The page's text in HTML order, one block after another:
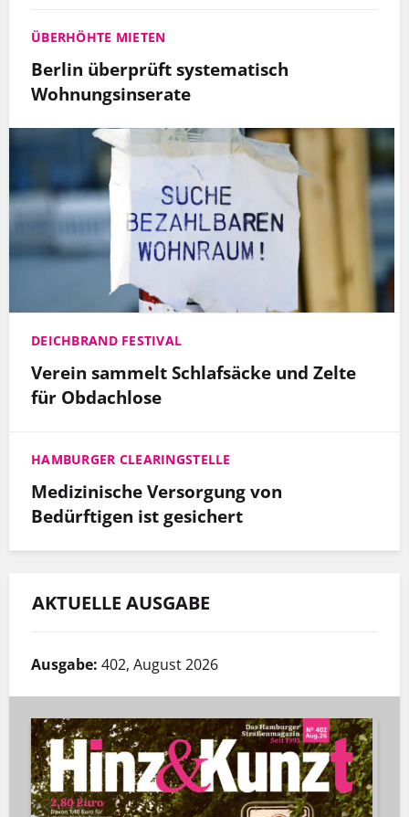
ÜBERHÖHTE MIETEN
Berlin überprüft systematisch
Wohnungsinserate
DEICHBRAND FESTIVAL
Verein sammelt Schlafsäcke und Zelte
für Obdachlose
HAMBURGER CLEARINGSTELLE
Medizinische Versorgung von
Bedürftigen ist gesichert
AKTUELLE AUSGABE
Ausgabe: 402, August 2026